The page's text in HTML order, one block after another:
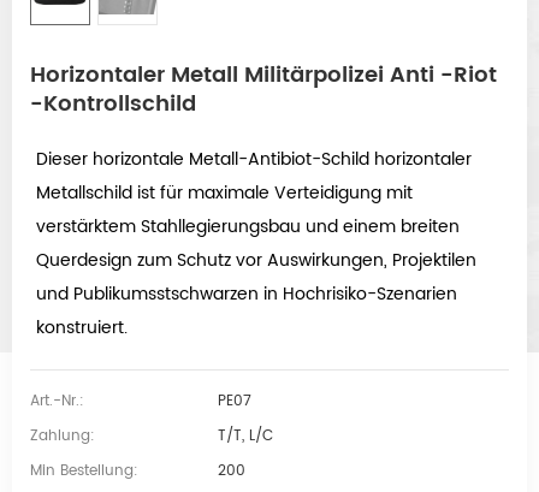
Horizontaler Metall Militärpolizei Anti -Riot
-Kontrollschild
Dieser horizontale Metall-Antibiot-Schild horizontaler
Metallschild ist für maximale Verteidigung mit
verstärktem Stahllegierungsbau und einem breiten
Querdesign zum Schutz vor Auswirkungen, Projektilen
und Publikumsstschwarzen in Hochrisiko-Szenarien
konstruiert.
Art.-Nr.:
PE07
Zahlung:
T/T, L/C
Min Bestellung:
200